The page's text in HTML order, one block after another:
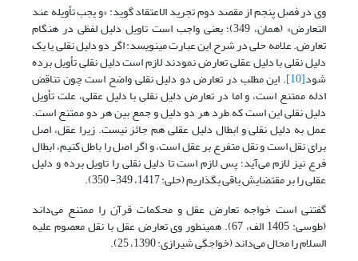
وی در فصل پنجم از مقصد دوم تجرید الاعتقاد گوید: «و یجب تأویله عند
التعارض» (همان، 349)؛ یعنی واجب است تاویل دلیل لفظی در هنگام
تعارض. علامه حلی در شرح این عبارت می‎نویسد: اگر دو دلیل نقلی یا یک
دلیل نقلی با دلیل عقلی تعارض نمودند لازم است دلیل نقلی تأویل برده
شود[10] . این مطلب در تعارض دو دلیل نقلی واضح است چون تناقض
ادله ممتنع است، و اما در تعارض دلیل نقلی با دلیل عقلی، علت تأویل
دلیل نقلی این است که طرد هر دو دلیل و جمع بین هر دو ممتنع است.
عمل به دلیل نقلی و ابطال دلیل عقلی هم جائز نیست. زیرا عقل، اصل
برای نقل است و نقل متفرع بر عقل است، و اگر اصل را باطل کنیم، ابطال
فرع نیز لازم می‌آید؛ پس لازم است تا دلیل نقلی را تاویل برده و دلیل
عقلی را بر مقتضایش باقی بگذاریم (حلی: 1417، 349- 350).
گفتنی است خواجه تعارض عقل و محکمات قرآن را ممتنع می‌داند
(طوسی: 1405 الف، 67). همینطور وی تعارض عقل با نقل معصوم علیه
السلام را محال می‌داند (خواجگی شیرازی: 1390، 25).